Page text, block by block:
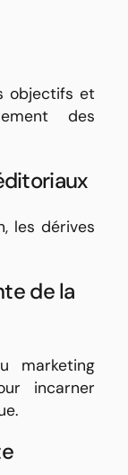
objectifs et
des
les dérives
de la
marketing
incarner